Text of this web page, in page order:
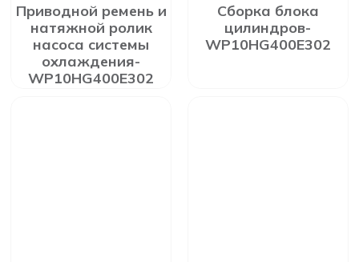
Приводной ремень и
натяжной ролик
насоса системы
охлаждения-
WP10HG400E302
Сборка блока
цилиндров-
WP10HG400E302